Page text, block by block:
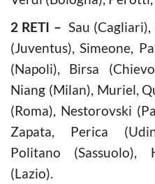
2 RETI – Sau
(Juventus), Simeone,
(Napoli), Birsa
Niang (Milan), Muriel,
(Roma), Nestorovski
Zapata, Perica
Politano (Sassuolo),
(Lazio).